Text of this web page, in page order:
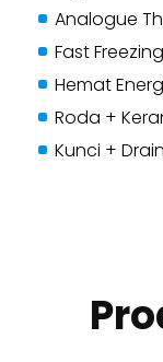
Analogue
Fast
Hemat
Roda +
Kunci + Drain